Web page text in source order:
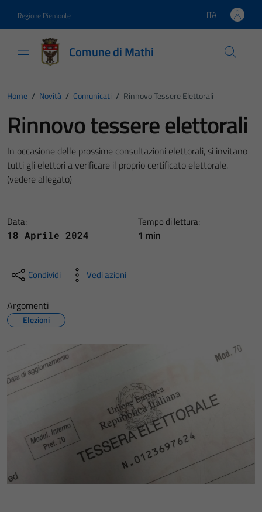
Regione Piemonte Lingua attiva:
ITA
Comune di Mathi
Home / Novità / Comunicati / Rinnovo Tessere Elettorali
Rinnovo tessere elettorali
In occasione delle prossime consultazioni elettorali, si invitano
tutti gli elettori a verificare il proprio certificato elettorale.
(vedere allegato)
Data:
18 Aprile 2024
Tempo di lettura:
1 min
Condividi Vedi azioni
Argomenti
Elezioni